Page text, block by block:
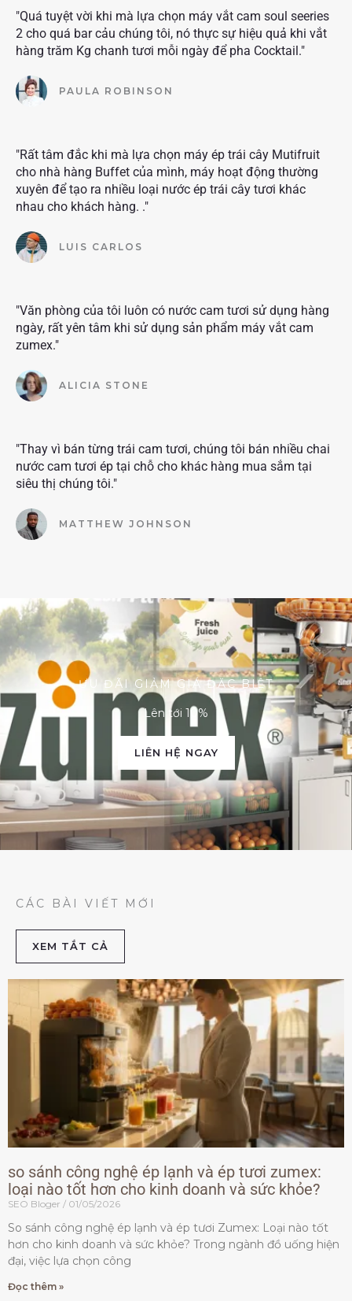
"Quá tuyệt vời khi mà lựa chọn máy vắt cam soul seeries
2 cho quá bar cảu chúng tôi, nó thực sự hiệu quả khi vắt
hàng trăm Kg chanh tươi mỗi ngày để pha Cocktail."
PAULA ROBINSON
"Rất tâm đắc khi mà lựa chọn máy ép trái cây Mutifruit
cho nhà hàng Buffet của mình, máy hoạt động thường
xuyên để tạo ra nhiều loại nước ép trái cây tươi khác
nhau cho khách hàng. ."
LUIS CARLOS
"Văn phòng của tôi luôn có nước cam tươi sử dụng hàng
ngày, rất yên tâm khi sử dụng sản phẩm máy vắt cam
zumex."
ALICIA STONE
"Thay vì bán từng trái cam tươi, chúng tôi bán nhiều chai
nước cam tươi ép tại chỗ cho khác hàng mua sắm tại
siêu thị chúng tôi."
MATTHEW JOHNSON
ƯU ĐÃI GIẢM GIÁ ĐẶC BIỆT
Lên tới 10%
LIÊN HỆ NGAY
CÁC BÀI VIẾT MỚI
XEM TẮT CẢ
so sánh công nghệ ép lạnh và ép tươi zumex:
loại nào tốt hơn cho kinh doanh và sức khỏe?
SEO Bloger 01/05/2026
So sánh công nghệ ép lạnh và ép tươi Zumex: Loại nào tốt
hơn cho kinh doanh và sức khỏe? Trong ngành đồ uống hiện
đại, việc lựa chọn công
Đọc thêm »